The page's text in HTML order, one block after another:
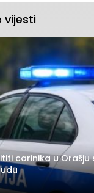
vijesti
carinika u Orašju